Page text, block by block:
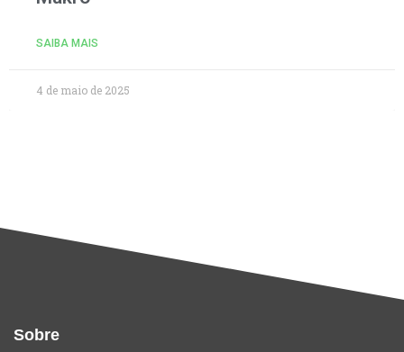
SAIBA MAIS
4 de maio de 2025
Sobre